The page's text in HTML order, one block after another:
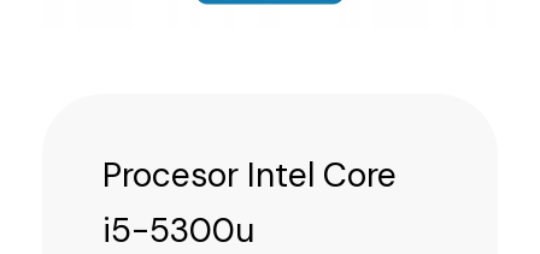
Procesor Intel Core
i5-5300u